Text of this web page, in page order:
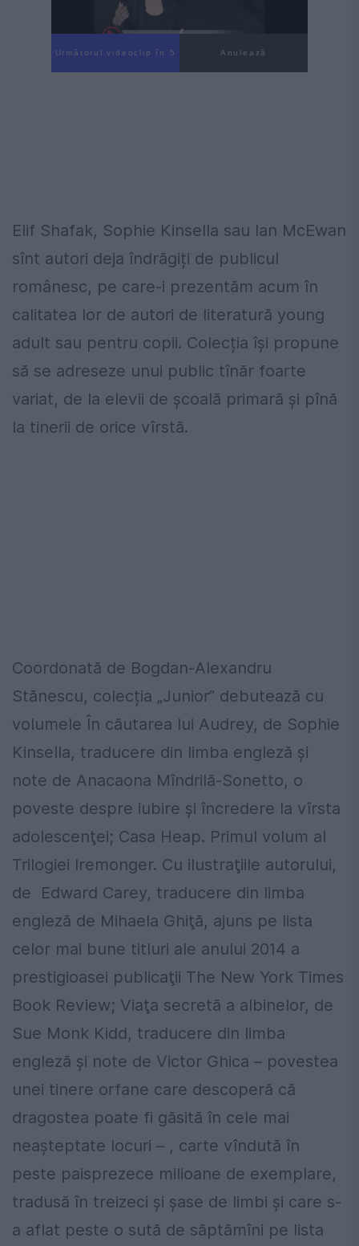
Următorul videoclip în 3 Anulează
Elif Shafak, Sophie Kinsella sau Ian McEwan
sînt autori deja îndrăgiți de publicul
românesc, pe care-i prezentăm acum în
calitatea lor de autori de literatură young
adult sau pentru copii. Colecția își propune
să se adreseze unui public tînăr foarte
variat, de la elevii de școală primară și pînă
la tinerii de orice vîrstă.
Coordonată de Bogdan-Alexandru
Stănescu, colecția „Junior” debutează cu
volumele În căutarea lui Audrey, de Sophie
Kinsella, traducere din limba engleză şi
note de Anacaona Mîndrilă-Sonetto, o
poveste despre iubire şi încredere la vîrsta
adolescenţei; Casa Heap. Primul volum al
Trilogiei Iremonger. Cu ilustraţiile autorului,
de Edward Carey, traducere din limba
engleză de Mihaela Ghiţă, ajuns pe lista
celor mai bune titluri ale anului 2014 a
prestigioasei publicaţii The New York Times
Book Review; Viaţa secretă a albinelor, de
Sue Monk Kidd, traducere din limba
engleză şi note de Victor Ghica – povestea
unei tinere orfane care descoperă că
dragostea poate fi găsită în cele mai
neaşteptate locuri – , carte vîndută în
peste paisprezece milioane de exemplare,
tradusă în treizeci şi şase de limbi și care s-
a aflat peste o sută de săptămîni pe lista